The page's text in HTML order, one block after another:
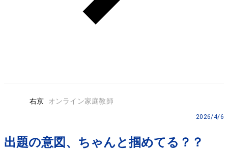
右京 オンライン家庭教師
2026/4/6
出題の意図、ちゃんと掴めてる？？